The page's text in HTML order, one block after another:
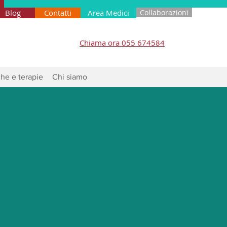
Blog Contatti Area Medici Collaborazioni
Chiama ora 055 674584
e terapie Chi siamo